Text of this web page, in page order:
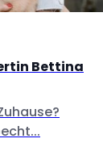
Bettina